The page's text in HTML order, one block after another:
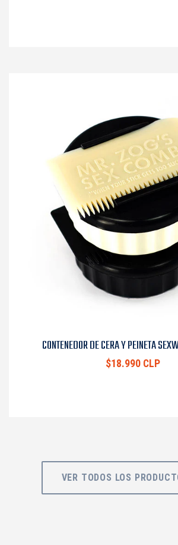
CONTENEDOR DE CERA Y PEINETA
$18.990 CLP
VER TODOS LOS